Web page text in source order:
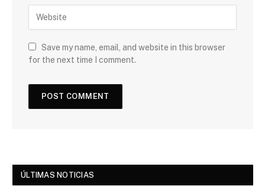
Save my name, email, and website in this browser
for the next time I comment.
ÚLTIMAS NOTICIAS